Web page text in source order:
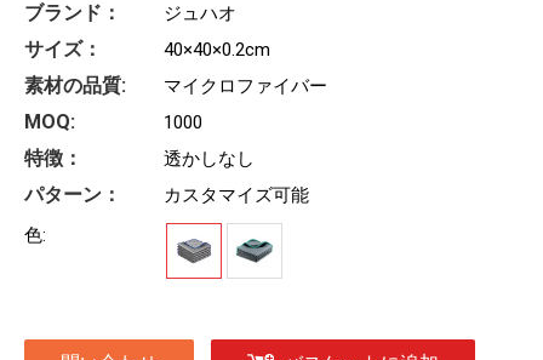
ブランド： ジュハオ
サイズ： 40×40×0.2cm
素材の品質: マイクロファイバー
MOQ: 1000
特徴： 透かしなし
パターン：
カスタマイズ可能
色: